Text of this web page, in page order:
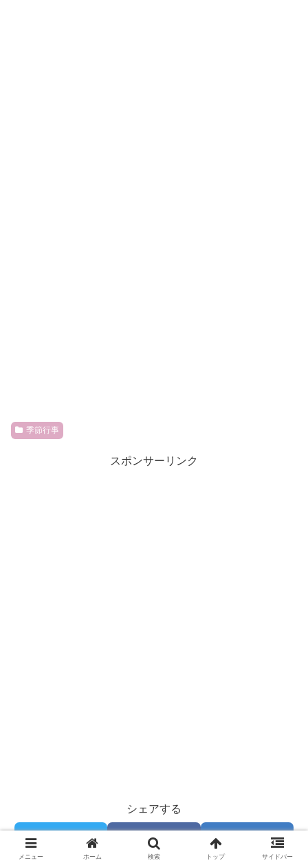
季節行事
スポンサーリンク
シェアする
Facebook
メニュー ホーム 検索 トップ サイドバー